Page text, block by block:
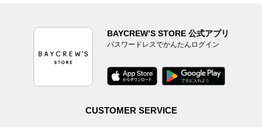
BAYCREW’S STORE 公式アプリ
パスワードレスでかんたんログイン
CUSTOMER SERVICE